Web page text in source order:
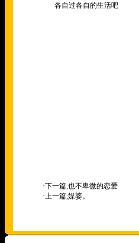
各自过各自的生活吧
·下一篇;也不卑微的恋爱
·上一篇;媒婆。